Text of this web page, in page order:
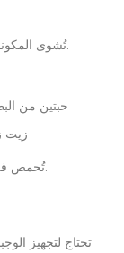
تُشوى المكونات في «وان اكس بت» لمدة 10-12 دقيقة.
حبتين من
زيت
تُحمص في «وان اكس بت» حتى تُصبح ذهبية ولذيذة.
تحتاج لتجهيز